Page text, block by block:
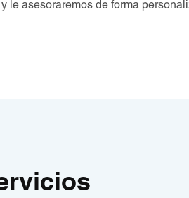
le asesoraremos de forma